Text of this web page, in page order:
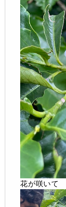
花が咲いて